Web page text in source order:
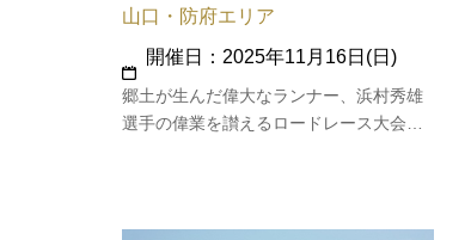
郷土が生んだ偉大なランナー、浜村秀雄
選手の偉業を讃えるロードレース大会が
山口・防府エリア
開催日：2025年11月16日(日)